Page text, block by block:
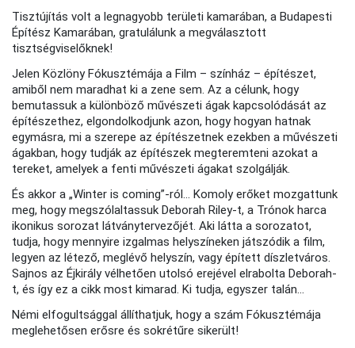
Tisztújítás volt a legnagyobb területi kamarában, a Budapesti
Építész Kamarában, gratulálunk a megválasztott
tisztségviselőknek!
Jelen Közlöny Fókusztémája a Film – színház – építészet,
amiből nem maradhat ki a zene sem. Az a célunk, hogy
bemutassuk a különböző művészeti ágak kapcsolódását az
építészethez, elgondolkodjunk azon, hogy hogyan hatnak
egymásra, mi a szerepe az építészetnek ezekben a művészeti
ágakban, hogy tudják az építészek megteremteni azokat a
tereket, amelyek a fenti művészeti ágakat szolgálják.
És akkor a „Winter is coming”-ról... Komoly erőket mozgattunk
meg, hogy megszólaltassuk Deborah Riley-t, a Trónok harca
ikonikus sorozat látványtervezőjét. Aki látta a sorozatot,
tudja, hogy mennyire izgalmas helyszíneken játszódik a film,
legyen az létező, meglévő helyszín, vagy épített díszletváros.
Sajnos az Éjkirály vélhetően utolsó erejével elrabolta Deborah-
t, és így ez a cikk most kimarad. Ki tudja, egyszer talán...
Némi elfogultsággal állíthatjuk, hogy a szám Fókusztémája
meglehetősen erősre és sokrétűre sikerült!